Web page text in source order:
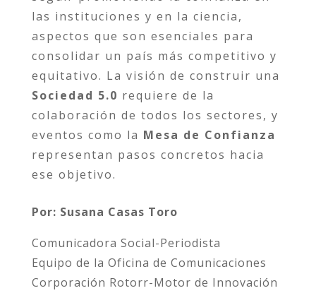
las instituciones y en la ciencia,
aspectos que son esenciales para
consolidar un país más competitivo y
equitativo. La visión de construir una
Sociedad 5.0 requiere de la
colaboración de todos los sectores, y
eventos como la Mesa de Confianza
representan pasos concretos hacia
ese objetivo.
Por: Susana Casas Toro
Comunicadora Social-Periodista
Equipo de la Oficina de Comunicaciones
Corporación Rotorr-Motor de Innovación